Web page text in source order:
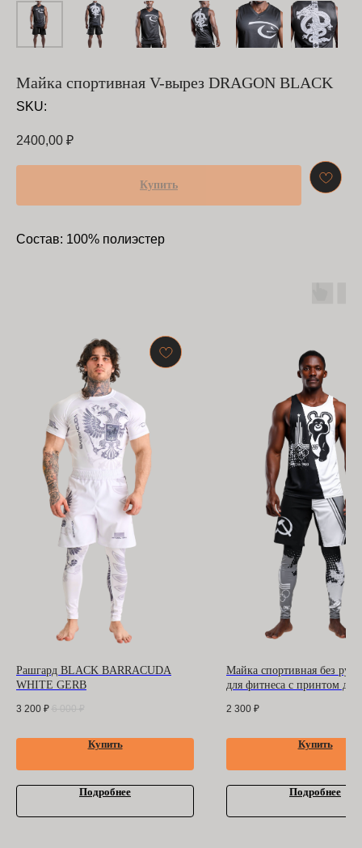
Майка спортивная V-вырез DRAGON BLACK
SKU:
2400,00 ₽
Купить
Состав: 100% полиэстер
Рашгард BLACK BARRACUDA
WHITE GERB
3 200 ₽
Купить
Подробнее
Майка спортивная без
для фитнеса с принтом
Олимпиада 1980 СССР
2 300 ₽
Купить
Подробнее
ООО "БАРРАКУДА"
ИНН: 3702198396
ОГРН 1183702008489
иполитика
конфиденциальности
Помощь покупателю
БАРРАКУДА